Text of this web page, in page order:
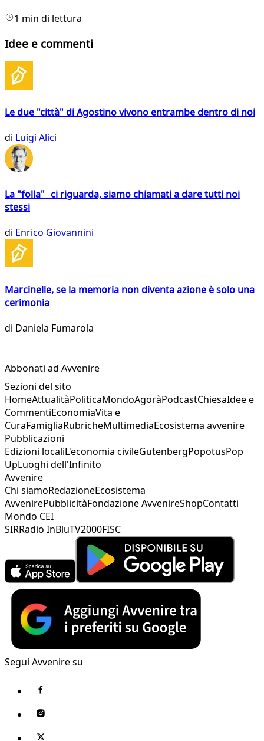
1 min di lettura
Idee e commenti
Le due "città" di Agostino vivono entrambe dentro di noi
di Luigi Alici
La "folla" ci riguarda, siamo chiamati a dare tutti noi
stessi
di Enrico Giovannini
Marcinelle, se la memoria non diventa azione è solo una
cerimonia
di Daniela Fumarola
Abbonati ad Avvenire
Sezioni del sito
HomeAttualitàPoliticaMondoAgoràPodcastChiesaIdee e
CommentiEconomiaVita e
CuraFamigliaRubricheMultimediaEcosistema avvenire
Pubblicazioni
Edizioni localiL'economia civileGutenbergPopotusPop
UpLuoghi dell'Infinito
Avvenire
Chi siamoRedazioneEcosistema
AvvenirePubblicitàFondazione AvvenireShopContatti
Mondo CEI
SIRRadio InBluTV2000FISC
Segui Avvenire su